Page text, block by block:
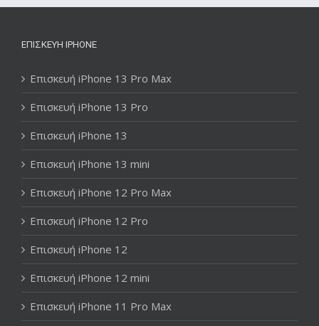
ΕΠΙΣΚΕΥΉ IPHONE
Επισκευή iPhone 13 Pro Max
Επισκευή iPhone 13 Pro
Επισκευή iPhone 13
Επισκευή iPhone 13 mini
Επισκευή iPhone 12 Pro Max
Επισκευή iPhone 12 Pro
Επισκευή iPhone 12
Επισκευή iPhone 12 mini
Επισκευή iPhone 11 Pro Max